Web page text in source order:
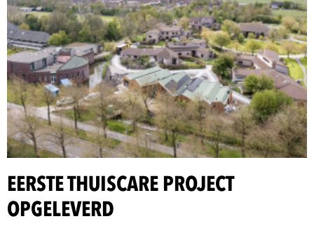
EERSTE THUISCARE PROJECT
OPGELEVERD